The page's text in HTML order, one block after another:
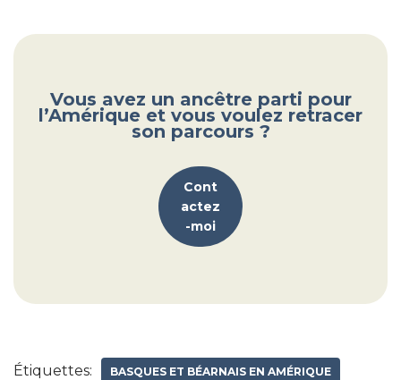
Vous avez un ancêtre parti pour
l’Amérique et vous voulez retracer
son parcours ?
Cont
actez
-moi
Étiquettes: BASQUES ET BÉARNAIS EN AMÉRIQUE